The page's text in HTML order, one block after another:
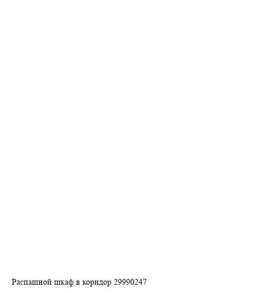
Распашной шкаф в коридор 29990247